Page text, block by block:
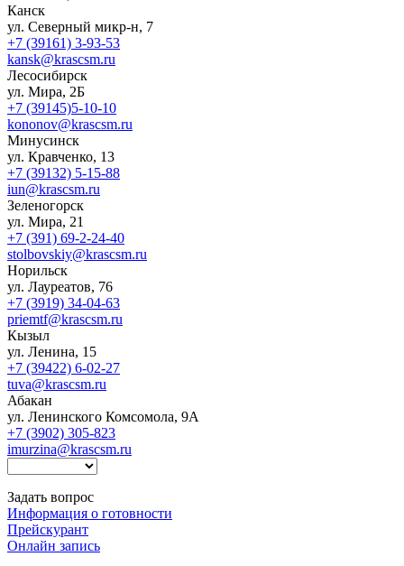
Канск
ул. Северный микр-н, 7
+7 (39161) 3-93-53
kansk@krascsm.ru
Лесосибирск
ул. Мира, 2Б
+7 (39145)5-10-10
kononov@krascsm.ru
Минусинск
ул. Кравченко, 13
+7 (39132) 5-15-88
iun@krascsm.ru
Зеленогорск
ул. Мира, 21
+7 (391) 69-2-24-40
stolbovskiy@krascsm.ru
Норильск
ул. Лауреатов, 76
+7 (3919) 34-04-63
priemtf@krascsm.ru
Кызыл
ул. Ленина, 15
+7 (39422) 6-02-27
tuva@krascsm.ru
Абакан
ул. Ленинского Комсомола, 9А
+7 (3902) 305-823
imurzina@krascsm.ru
Задать вопрос
Информация о готовности
Прейскурант
Онлайн запись